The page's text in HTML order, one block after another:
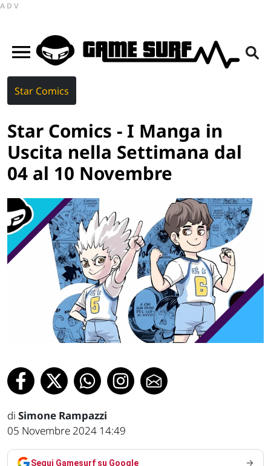
ADV
Star Comics
Star Comics - I Manga in
Uscita nella Settimana dal
04 al 10 Novembre
di Simone Rampazzi
05 Novembre 2024 14:49
Segui Gamesurf su Google